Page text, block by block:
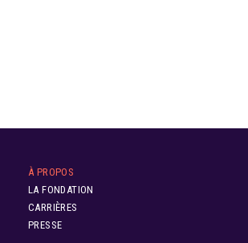
À PROPOS
LA FONDATION
CARRIÈRES
PRESSE